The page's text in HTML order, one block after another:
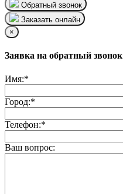
Обратный звонок
Заказать онлайн
×
Заявка на обратный звонок
Имя:*
Город:*
Телефон:*
Ваш вопрос: